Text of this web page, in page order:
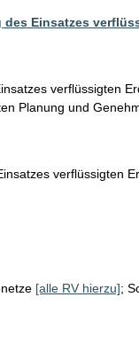
Einsatzes
verflüssigten
Planung und
verflüssigten
[alle RV hierzu];